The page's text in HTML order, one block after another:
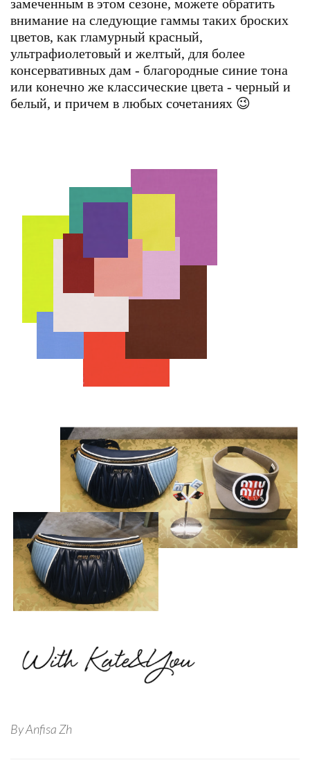
замеченным в этом сезоне, можете обратить
внимание на следующие гаммы таких броских
цветов, как гламурный красный,
ультрафиолетовый и желтый, для более
консервативных дам - благородные синие тона
или конечно же классические цвета - черный и
белый, и причем в любых сочетаниях 😉
By Anfisa Zh